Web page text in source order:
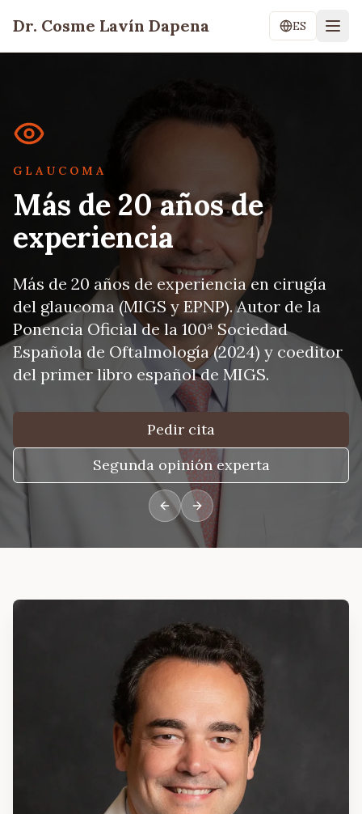
Dr. Cosme Lavín Dapena ES
GLAUCOMA
Más de 20 años de
experiencia
Más de 20 años de experiencia en cirugía
del glaucoma (MIGS y EPNP). Autor de la
Ponencia Oficial de la 100ª Sociedad
Española de Oftalmología (2024) y coeditor
del primer libro español de MIGS.
Pedir cita
Segunda opinión experta
Previous slide
Next slide